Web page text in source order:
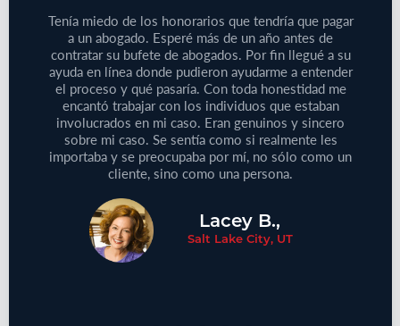
Tenía miedo de los honorarios que tendría que pagar
a un abogado. Esperé más de un año antes de
contratar su bufete de abogados. Por fin llegué a su
ayuda en línea donde pudieron ayudarme a entender
el proceso y qué pasaría. Con toda honestidad me
encantó trabajar con los individuos que estaban
involucrados en mi caso. Eran genuinos y sincero
sobre mi caso. Se sentía como si realmente les
importaba y se preocupaba por mí, no sólo como un
cliente, sino como una persona.
Lacey B.,
Salt Lake City, UT